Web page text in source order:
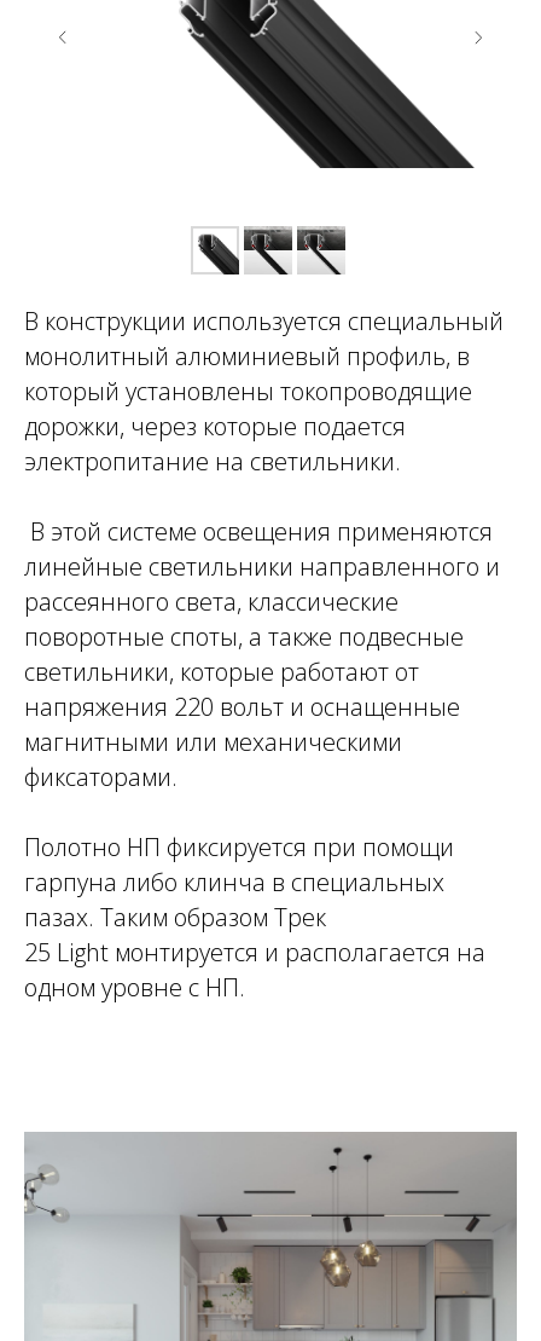
В конструкции используется специальный
монолитный алюминиевый профиль, в
который установлены токопроводящие
дорожки, через которые подается
электропитание на светильники.
В этой системе освещения применяются
линейные светильники направленного и
рассеянного света, классические
поворотные споты, а также подвесные
светильники, которые работают от
напряжения 220 вольт и оснащенные
магнитными или механическими
фиксаторами.
Полотно НП фиксируется при помощи
гарпуна либо клинча в специальных
пазах. Таким образом Трек
25 Light монтируется и располагается на
одном уровне с НП.